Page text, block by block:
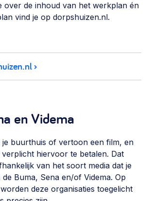
over de inhoud van het werkplan én
vind je op dorpshuizen.nl.
en Videma
je buurthuis of vertoon een film, en
hiervoor te betalen. Dat
van het soort media dat je
Buma, Sena en/of Videma. Op
deze organisaties toegelicht